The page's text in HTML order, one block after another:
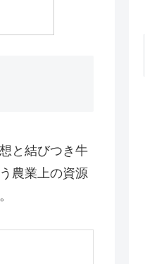
と結びつき牛
農業上の資源